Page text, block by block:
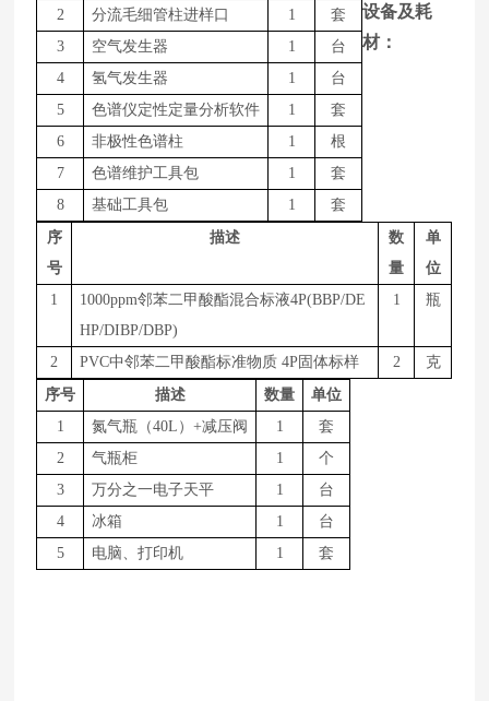
2
分流毛细管柱进样口 1
套
3
空气发生器 1
台
4
氢气发生器 1
台
5
色谱仪定性定量分析软件 1
套
6
非极性色谱柱 1
根
7
色谱维护工具包 1
套
8
基础工具包 1 套
序
号
描述
数
量
单
位
1
1000ppm邻苯二甲酸酯混合标液4P(BBP/DE
HP/DIBP/DBP)
1 瓶
2 PVC中邻苯二甲酸酯标准物质 4P固体标样 2 克
设备及耗
材：
序号 描述 数量
单位
1
氮气瓶（40L ）+减压阀 1
套
2
气瓶柜 1
个
3
万分之一电子天平 1
台
4
冰箱 1
台
5
电脑、打印机 1 套